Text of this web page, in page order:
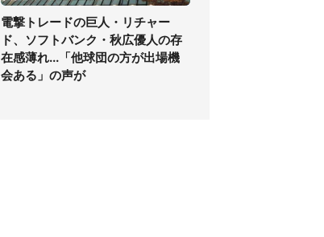
電撃トレードの巨人・リチャー
ド、ソフトバンク・秋広優人の存
在感薄れ...「他球団の方が出場機
会ある」の声が